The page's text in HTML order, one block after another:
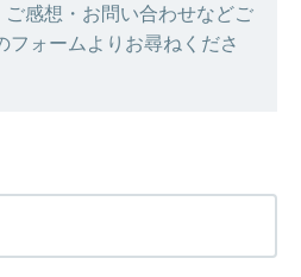
感想・お問い合わせなどご
フォームよりお尋ねくださ